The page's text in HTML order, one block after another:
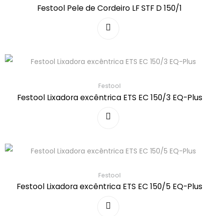
Festool Pele de Cordeiro LF STF D 150/1
Festool
Festool Lixadora excêntrica ETS EC 150/3 EQ-Plus
Festool
Festool Lixadora excêntrica ETS EC 150/5 EQ-Plus